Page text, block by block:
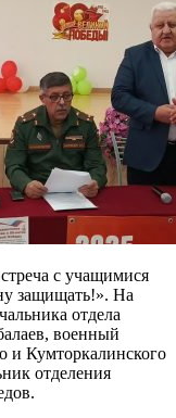
с учащимися
защищать!». На
отдела
военный
и Кумторкалинского
отделения